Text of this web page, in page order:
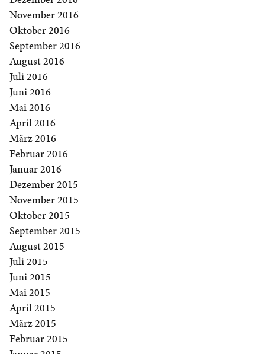
November 2016
Oktober 2016
September 2016
August 2016
Juli 2016
Juni 2016
Mai 2016
April 2016
März 2016
Februar 2016
Januar 2016
Dezember 2015
November 2015
Oktober 2015
September 2015
August 2015
Juli 2015
Juni 2015
Mai 2015
April 2015
März 2015
Februar 2015